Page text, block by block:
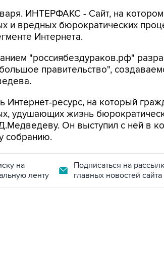
ИНТЕРФАКС - Сайт, на
и вредных бюрократических
Интернета.
"россиябездураков.рф"
правительство",
Интернет-ресурс, на который
удушающих жизнь
Он выступил с ней в
собранию.
на
ленту
Подписаться на
главных новостей сайта